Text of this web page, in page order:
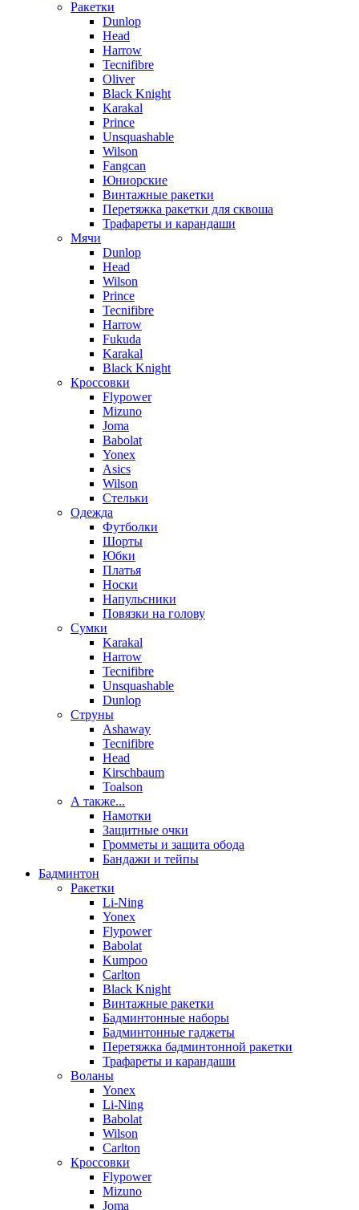
Ракетки
Dunlop
Head
Harrow
Tecnifibre
Oliver
Black Knight
Karakal
Prince
Unsquashable
Wilson
Fangcan
Юниорские
Винтажные ракетки
Перетяжка ракетки для сквоша
Трафареты и карандаши
Мячи
Dunlop
Head
Wilson
Prince
Tecnifibre
Harrow
Fukuda
Karakal
Black Knight
Кроссовки
Flypower
Mizuno
Joma
Babolat
Yonex
Asics
Wilson
Стельки
Одежда
Футболки
Шорты
Юбки
Платья
Носки
Напульсники
Повязки на голову
Сумки
Karakal
Harrow
Tecnifibre
Unsquashable
Dunlop
Струны
Ashaway
Tecnifibre
Head
Kirschbaum
Toalson
А также...
Намотки
Защитные очки
Громметы и защита обода
Бандажи и тейпы
Бадминтон
Ракетки
Li-Ning
Yonex
Flypower
Babolat
Kumpoo
Carlton
Black Knight
Винтажные ракетки
Бадминтонные наборы
Бадминтонные гаджеты
Перетяжка бадминтонной ракетки
Трафареты и карандаши
Воланы
Yonex
Li-Ning
Babolat
Wilson
Carlton
Кроссовки
Flypower
Mizuno
Joma